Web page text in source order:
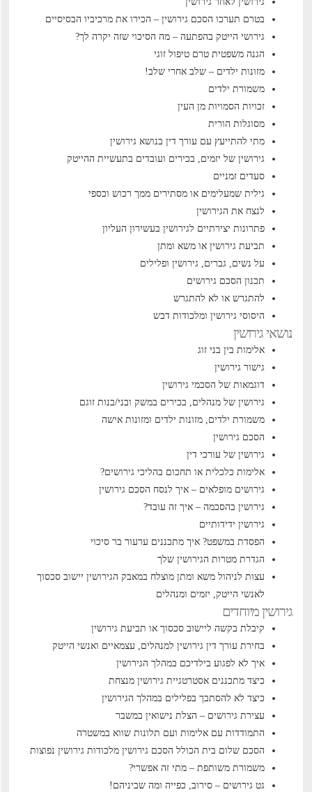
בטרם תערכו הסכם גירושין – הכירו את מרכיביו הבסיסיים
גירושי הייטק בהפתעה – מה הסיכוי שזה יקרה לך?
הגנה משפטית טרם טיפול זוגי
מזונות ילדים – שלב אחרי שלב!
משמורת ילדים
זכויות הסמויות מן העין
מסוגלות הורית
מתי להתייעץ עם עורך דין בנושא גירושין
גירושין של יזמים, בכירים ועובדים בתעשיית ההייטק
סעדים זמניים
גילית שמעלימים או מסתירים ממך רכוש וכספי
לנצח את הגירושין
פתרונות יצירתיים לגירושין בעשירון העליון
תביעת גירושין או משא ומתן
על נשים, גברים, גירושין ופלילים
תכנון הסכם גירושים
להתגרש או לא להתגרש
היסוסי גירושין ומלכודות דבש
נושאי גירושין
אלימות בין בני זוג
גישור גירושין
דוגמאות של הסכמי גירושין
גירושין של מנהלים, בכירים במשק ובני/בנות זוגם
משמורת ילדים, מזונות ילדים ומזונות אישה
הסכם גירושין
גירושין של עורכי דין
אלימות כלכלית או תחכום בהליכי גירושים?
גירושים מופלאים – איך לנסח הסכם גירושין
גירושין בהסכמה – איך זה עובד?
גירושין ידידותיים
הפסדת במשפט? איך מתכננים ערעור בר סיכוי
הגדרת מטרות הגירושין שלך
עצות לניהול משא ומתן מוצלח במאבק הגירושיןיישוב סכסוך
לאנשי הייטק, יזמים ומנהלים
גירושין מיוחדים
קיבלת בקשה ליישוב סכסוך או תביעת גירושין
בחירת עורך דין גירושין למנהלים, עצמאיים ואנשי הייטק
איך לא לפגוע בילדיכם במהלך הגירושין
כיצד מתכננים אסטרטגיית גירושין מנצחת
כיצד לא להסתבך בפלילים במהלך הגירושין
עצירת גירושים – הצלת נישואין במשבר
התמודדות עם אלימות ועם תלונות שווא במשטרה
הסכם שלום בית הכולל הסכם גירושיןמלכודות גירושין נפוצות
משמורת משותפת – מתי זה אפשרי?
גט גירושים – סירוב, כפייה ומה שביניהם!